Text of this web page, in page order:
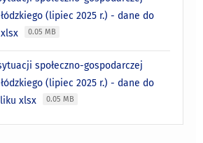
(lipiec 2025 r.) - dane do
0.05 MB
społeczno-gospodarczej
(lipiec 2025 r.) - dane do
xlsx
0.05 MB